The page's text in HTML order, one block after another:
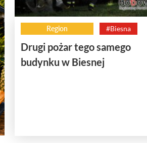
Region #Biesna
Drugi pożar tego samego
budynku w Biesnej